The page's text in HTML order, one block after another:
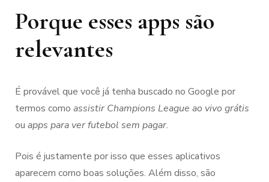
Porque esses apps são
relevantes
É provável que você já tenha buscado no Google por
termos como assistir Champions League ao vivo grátis
ou apps para ver futebol sem pagar.
Pois é justamente por isso que esses aplicativos
aparecem como boas soluções. Além disso, são